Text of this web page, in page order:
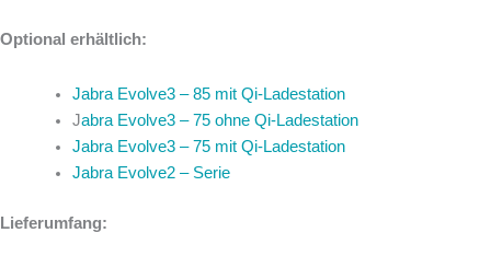
Optional erhältlich:
Jabra Evolve3 – 85 mit Qi-Ladestation
Jabra Evolve3 – 75 ohne Qi-Ladestation
Jabra Evolve3 – 75 mit Qi-Ladestation
Jabra Evolve2 – Serie
Lieferumfang: